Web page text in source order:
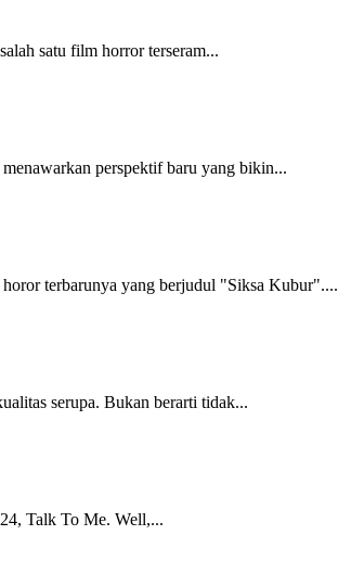
satu film horror terseram...
perspektif baru yang bikin...
horor terbarunya yang berjudul "Siksa Kubur"....
serupa. Bukan berarti tidak...
Talk To Me. Well,...